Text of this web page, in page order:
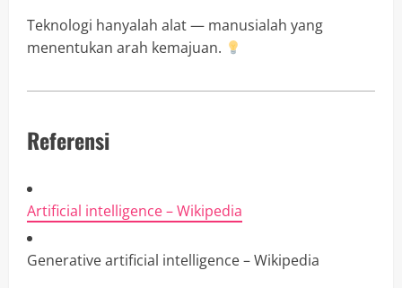
Teknologi hanyalah alat — manusialah yang
menentukan arah kemajuan.
Referensi
Artificial intelligence – Wikipedia
Generative artificial intelligence – Wikipedia